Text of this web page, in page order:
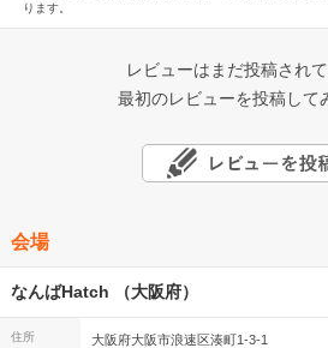
ります。
レビューはまだ投稿されて
最初のレビューを投稿して
会場
なんばHatch （大阪府）
住所 大阪府大阪市浪速区湊町1-3-1